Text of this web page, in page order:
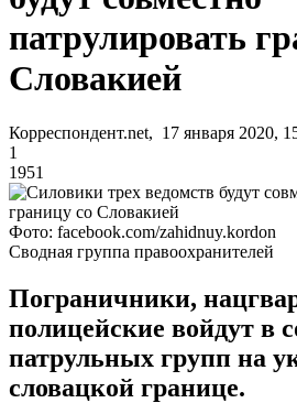
патрулировать
Словакией
Корреспондент.net, 17 января 2020,
1
1951
Фото: facebook.com/zahidnuy.kordon
Сводная группа правоохранителей
Пограничники,
полицейские войдут в
патрульных групп на
словацкой границе.